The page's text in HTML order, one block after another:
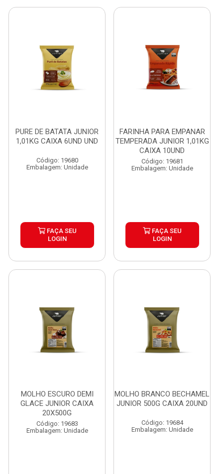
PURE DE BATATA JUNIOR
1,01KG CAIXA 6UND UND
Código: 19680
Embalagem: Unidade
FAÇA SEU
LOGIN
FARINHA PARA EMPANAR
TEMPERADA JUNIOR 1,01KG
CAIXA 10UND
Código: 19681
Embalagem: Unidade
FAÇA SEU
LOGIN
MOLHO ESCURO DEMI
GLACE JUNIOR CAIXA
20X500G
Código: 19683
Embalagem: Unidade
MOLHO BRANCO BECHAMEL
JUNIOR 500G CAIXA 20UND
Código: 19684
Embalagem: Unidade